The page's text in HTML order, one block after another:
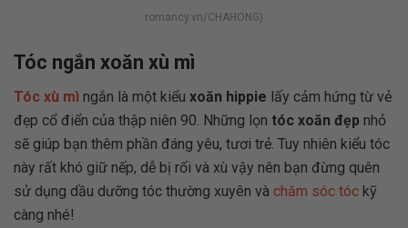
romancy.vn/CHAHONG)
Tóc ngắn xoăn xù mì
Tóc xù mì ngắn là một kiểu xoăn hippie lấy cảm hứng từ vẻ
đẹp cổ điển của thập niên 90. Những lọn tóc xoăn đẹp nhỏ
sẽ giúp bạn thêm phần đáng yêu, tươi trẻ. Tuy nhiên kiểu tóc
này rất khó giữ nếp, dễ bị rối và xù vậy nên bạn đừng quên
sử dụng dầu dưỡng tóc thường xuyên và chăm sóc tóc kỹ
càng nhé!